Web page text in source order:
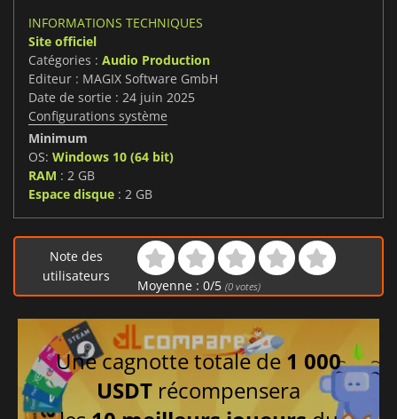
INFORMATIONS TECHNIQUES
Site officiel
Catégories : Audio Production
Editeur : MAGIX Software GmbH
Date de sortie : 24 juin 2025
Configurations système
Minimum
OS: Windows 10 (64 bit)
RAM : 2 GB
Espace disque : 2 GB
Note des
utilisateurs
Moyenne : 0/5 (0votes)
Une cagnotte totale de 1 000
USDT récompensera